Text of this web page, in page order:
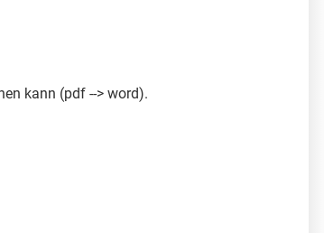
kann (pdf --> word).